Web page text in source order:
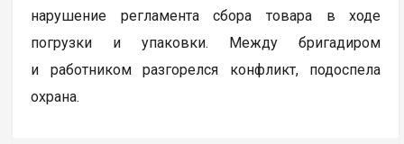
нарушение регламента сбора товара в ходе
погрузки и упаковки. Между бригадиром
и работником разгорелся конфликт, подоспела
охрана.